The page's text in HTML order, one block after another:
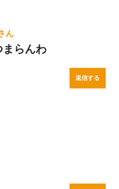
まらんわ
返信する